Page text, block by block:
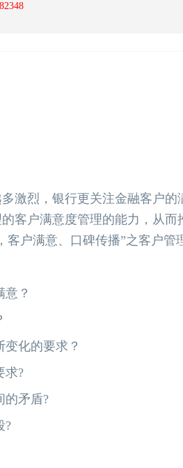
激烈，银行更关注金融客户的
客户满意度管理的能力，从而
户满意、口碑传播”之客户管
？
化的要求？
求?
的矛盾?
?